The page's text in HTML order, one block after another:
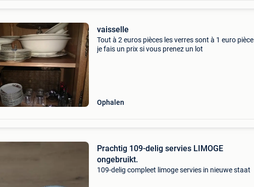
vaisselle
Tout à 2 euros pièces les verres sont à 1 euro pièce
je fais un prix si vous prenez un lot
Ophalen
Prachtig 109-delig servies LIMOGE
ongebruikt.
109-delig compleet limoge servies in nieuwe staat